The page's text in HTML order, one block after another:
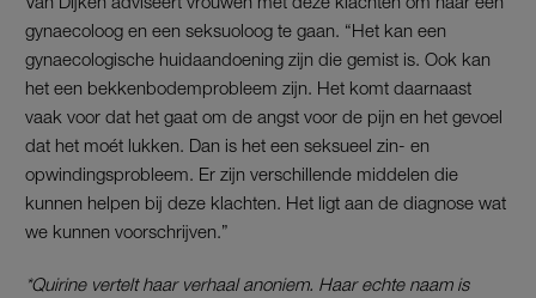
gynaecoloog en een seksuoloog te gaan. “Het kan een
gynaecologische huidaandoening zijn die gemist is. Ook kan
het een bekkenbodemprobleem zijn. Het komt daarnaast
vaak voor dat het gaat om de angst voor de pijn en het gevoel
dat het moét lukken. Dan is het een seksueel zin- en
opwindingsprobleem. Er zijn verschillende middelen die
kunnen helpen bij deze klachten. Het ligt aan de diagnose wat
we kunnen voorschrijven.”
*Quirine vertelt haar verhaal anoniem. Haar echte naam is